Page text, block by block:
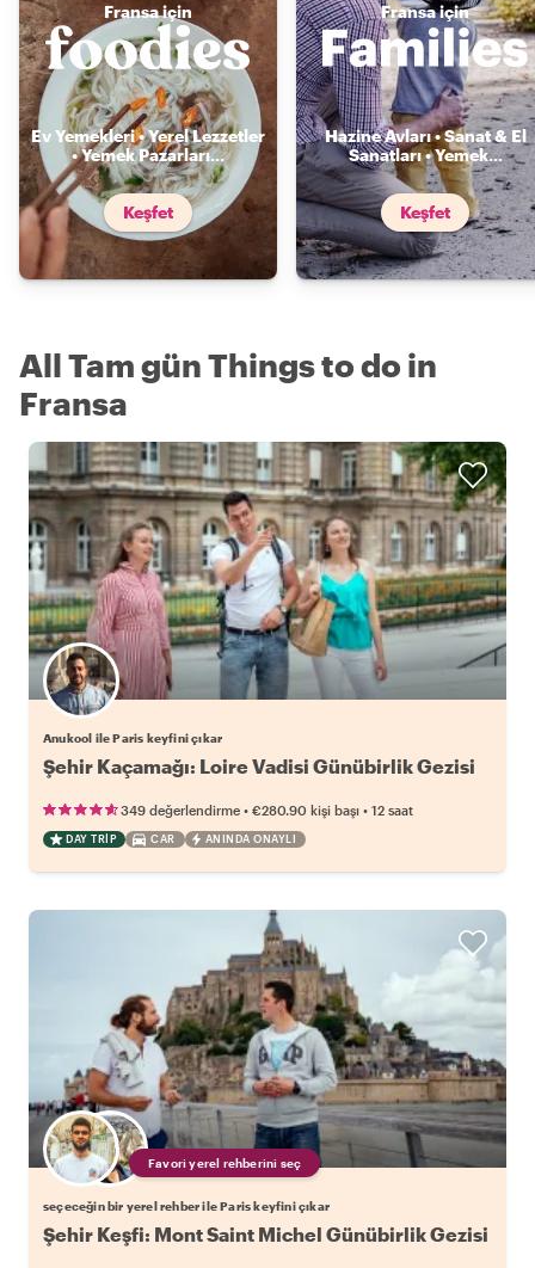
Fransa için
Ev Yemekleri • Yerel Lezzetler
• Yemek Pazarları...
Keşfet
Fransa için
Hazine Avları • Sanat & El
Sanatları • Yemek...
Keşfet
All Tam gün Things to do in
Fransa
Anukool ile Paris keyfini çıkar
Şehir Kaçamağı: Loire Vadisi Günübirlik Gezisi
349 değerlendirme • €280.90 kişi başı • 12 saat
DAY TRIP CAR ANINDA ONAYLI
Favori yerel rehberini seç
seçeceğin bir yerel rehber ile Paris keyfini çıkar
Şehir Keşfi: Mont Saint Michel Günübirlik Gezisi